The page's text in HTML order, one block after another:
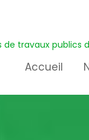
travaux publics
Accueil